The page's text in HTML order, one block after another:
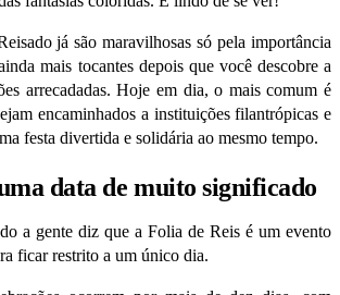
já são maravilhosas só pela importância
mais tocantes depois que você descobre a
arrecadadas. Hoje em dia, o mais comum é
encaminhados a instituições filantrópicas e
festa divertida e solidária ao mesmo tempo.
data de muito significado
a gente diz que a Folia de Reis é um evento
ficar restrito a um único dia.